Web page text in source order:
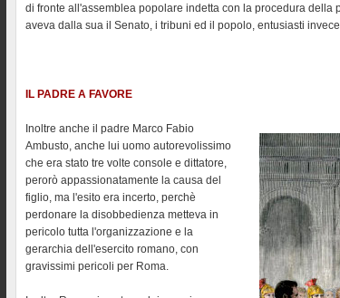
di fronte all'assemblea popolare indetta con la procedura della
aveva dalla sua il Senato, i tribuni ed il popolo, entusiasti
IL PADRE A FAVORE
Inoltre anche il padre Marco Fabio
Ambusto, anche lui uomo autorevolissimo
che era stato tre volte console e dittatore,
perorò appassionatamente la causa del
figlio, ma l'esito era incerto, perchè
perdonare la disobbedienza metteva in
pericolo tutta l'organizzazione e la
gerarchia dell'esercito romano, con
gravissimi pericoli per Roma.